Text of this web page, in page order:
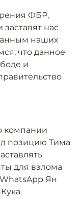
ФБР,
нас
наших
что данное
и
компании
позицию Тима
для взлома
Ян